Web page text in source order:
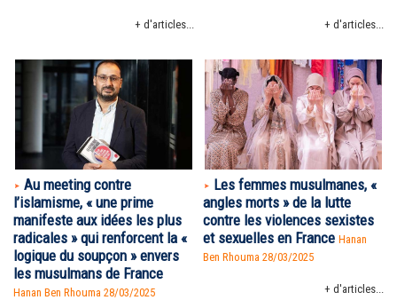
+ d'articles... + d'articles...
Au meeting contre
l’islamisme, « une prime
manifeste aux idées les plus
radicales » qui renforcent la «
logique du soupçon » envers
les musulmans de France
Hanan Ben Rhouma 28/03/2025
Les femmes musulmanes, «
angles morts » de la lutte
contre les violences sexistes
et sexuelles en France Hanan
Ben Rhouma 28/03/2025
+ d'articles...